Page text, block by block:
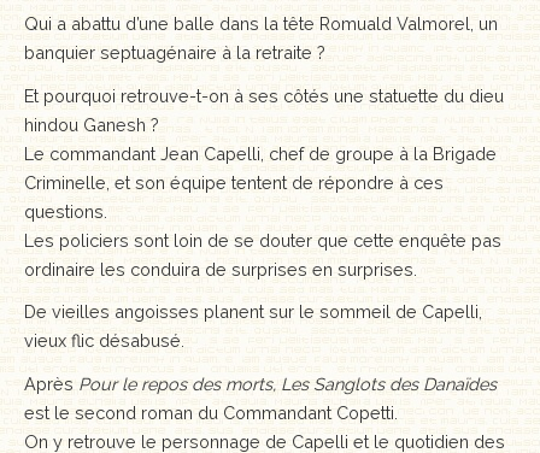
Qui a abattu d’une balle dans la tête Romuald Valmorel, un
banquier septuagénaire à la retraite ?
Et pourquoi retrouve-t-on à ses côtés une statuette du dieu
hindou Ganesh ?
Le commandant Jean Capelli, chef de groupe à la Brigade
Criminelle, et son équipe tentent de répondre à ces
questions.
Les policiers sont loin de se douter que cette enquête pas
ordinaire les conduira de surprises en surprises.
De vieilles angoisses planent sur le sommeil de Capelli,
vieux flic désabusé.
AprèsPour le repos des morts, Les Sanglots des Danaïdes
est le second roman du Commandant Copetti.
On y retrouve le personnage de Capelli et le quotidien des